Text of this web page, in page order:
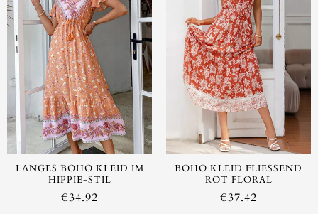
LANGES BOHO KLEID IM
HIPPIE-STIL
€34.92
BOHO KLEID FLIESSEND R
OT FLORAL
€37.42